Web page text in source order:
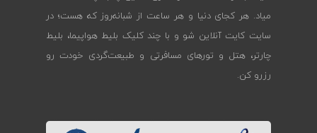
میاد. هر کجای دنیا و هر ساعت از شبانه‌روز که هست؛ در
سایت کایت آنلاین شو و با چند کلیک بلیط هواپیما، بلیط
چارتر، هتل و تورهای مسافرتی و طبیعت‌گردی خودت رو
رزرو کن.